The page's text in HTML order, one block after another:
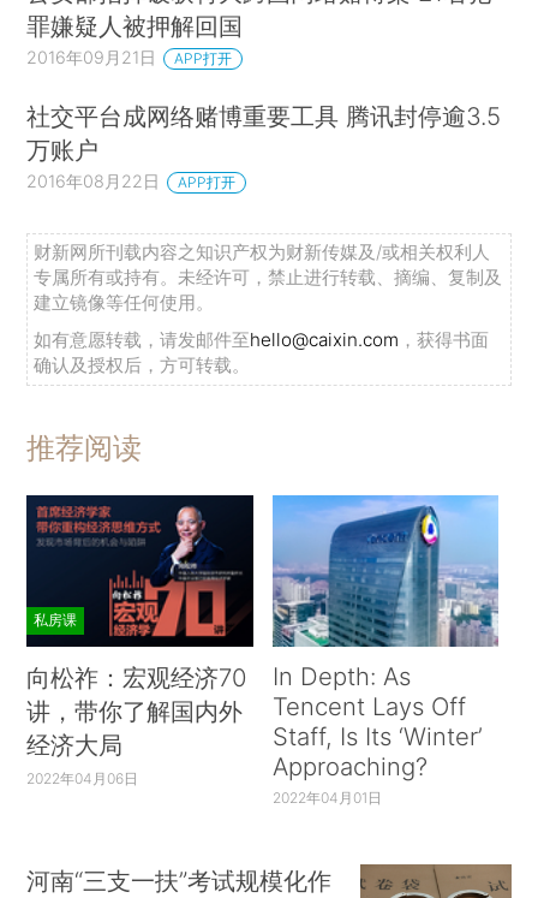
罪嫌疑人被押解回国
2016年09月21日 APP打开
社交平台成网络赌博重要工具 腾讯封停逾3.5
万账户
2016年08月22日 APP打开
财新网所刊载内容之知识产权为财新传媒及/或相关权利人
专属所有或持有。未经许可，禁止进行转载、摘编、复制及
建立镜像等任何使用。
如有意愿转载，请发邮件至hello@caixin.com ，获得书面
确认及授权后，方可转载。
推荐阅读
私房课
向松祚：宏观经济70
讲，带你了解国内外
经济大局
2022年04月06日
In Depth: As
Tencent Lays Off
Staff, Is Its ‘Winter’
Approaching?
2022年04月01日
河南“三支一扶”考试规模化作